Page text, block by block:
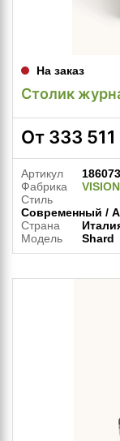
На заказ
Столик
От 333 511
Артикул
186073
Фабрика
Стиль
Современный /
Страна
Модель
Shard